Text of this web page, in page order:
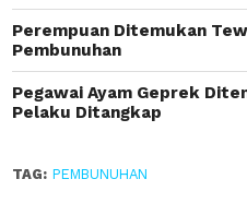
Perempuan Ditemukan
Pembunuhan
Pegawai Ayam Geprek
Pelaku Ditangkap
TAG: PEMBUNUHAN